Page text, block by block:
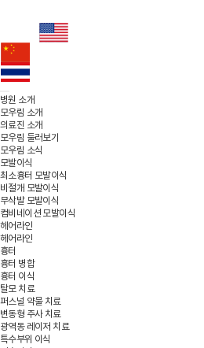
병원 소개
모우림 소개
의료진 소개
모우림 둘러보기
모우림 소식
모발이식
최소흉터 모발이식
비절개 모발이식
무삭발 모발이식
컴비네이션 모발이식
헤어라인
헤어라인
흉터
흉터 병합
흉터 이식
탈모 치료
퍼스널 약물 치료
변동형 주사 치료
광역동 레이저 치료
특수부위 이식